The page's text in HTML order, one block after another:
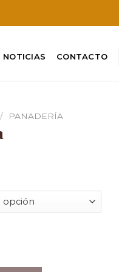
NOTICIAS CONTACTO
/ PANADERÍA